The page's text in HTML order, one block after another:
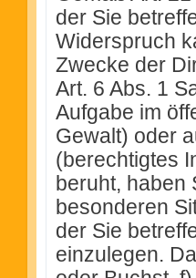
der Sie
Widerspruch
Zwecke der
Art. 6 Abs. 1
Aufgabe im
Gewalt) oder
(berechtigtes
beruht, haben
besonderen
der Sie
einzulegen.